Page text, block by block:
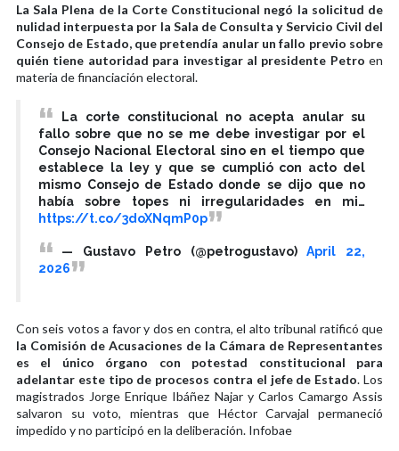
La Sala Plena de la Corte Constitucional negó la solicitud de
nulidad interpuesta por la Sala de Consulta y Servicio Civil del
Consejo de Estado, que pretendía anular un fallo previo sobre
quién tiene autoridad para investigar al presidente Petro en
materia de financiación electoral.
La corte constitucional no acepta anular su
fallo sobre que no se me debe investigar por el
Consejo Nacional Electoral sino en el tiempo que
establece la ley y que se cumplió con acto del
mismo Consejo de Estado donde se dijo que no
había sobre topes ni irregularidades en mi…
https://t.co/3doXNqmP0p
— Gustavo Petro (@petrogustavo)April 22,
2026
Con seis votos a favor y dos en contra, el alto tribunal ratificó que
la Comisión de Acusaciones de la Cámara de Representantes
es el único órgano con potestad constitucional para
adelantar este tipo de procesos contra el jefe de Estado. Los
magistrados Jorge Enrique Ibáñez Najar y Carlos Camargo Assis
salvaron su voto, mientras que Héctor Carvajal permaneció
impedido y no participó en la deliberación. Infobae